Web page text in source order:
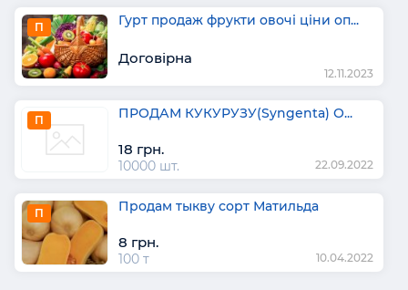
П Гурт продаж фрукти овочі ціни оп...
Договірна
12.11.2023
П ПРОДАМ КУКУРУЗУ(Syngenta) О...
18 грн.
10000 шт. 22.09.2022
П Продам тыкву сорт Матильда
8 грн.
100 т 10.04.2022